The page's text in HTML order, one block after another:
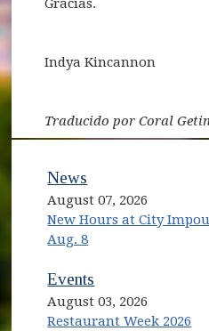
Gracias.
Indya Kincannon
Traducido por Coral
News
August 07, 2026
New Hours at City
Aug. 8
Events
August 03, 2026
Restaurant Week 2026